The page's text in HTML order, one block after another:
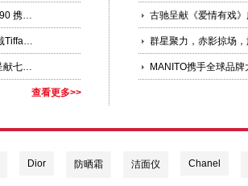
型自天成 风度有序｜LI-NING 1990 携手肖战呈献 CLUB 俱乐部系列
Charlize Theron 查理兹·塞隆佩戴Tiffany & Co. 蒂芙尼出席电影《奥德赛》北京首映礼
爱是彼此加冕 —— CHAUMET 呈献七夕短片 特邀品牌大使文淇出演、 周璟豪执导
查看更多>>
Dior 防晒霜 洁面仪 Chanel